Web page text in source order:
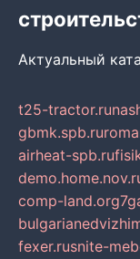
Актуальный
t25-tractor.ru
gbmk.spb.ru
airheat-spb.ru
comp-land.org
fexer.rusnite-